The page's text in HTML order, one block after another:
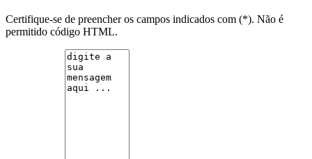
Certifique-se de preencher os campos indicados com (*). Não é
permitido código HTML.